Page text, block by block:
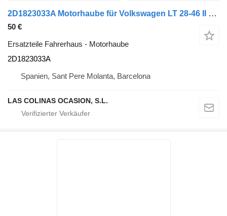
2D1823033A Motorhaube für Volkswagen LT 28-46 II Caja/Chasis (2DX0FE) LKW
50 €
Ersatzteile Fahrerhaus - Motorhaube
2D1823033A
Spanien, Sant Pere Molanta, Barcelona
LAS COLINAS OCASION, S.L.